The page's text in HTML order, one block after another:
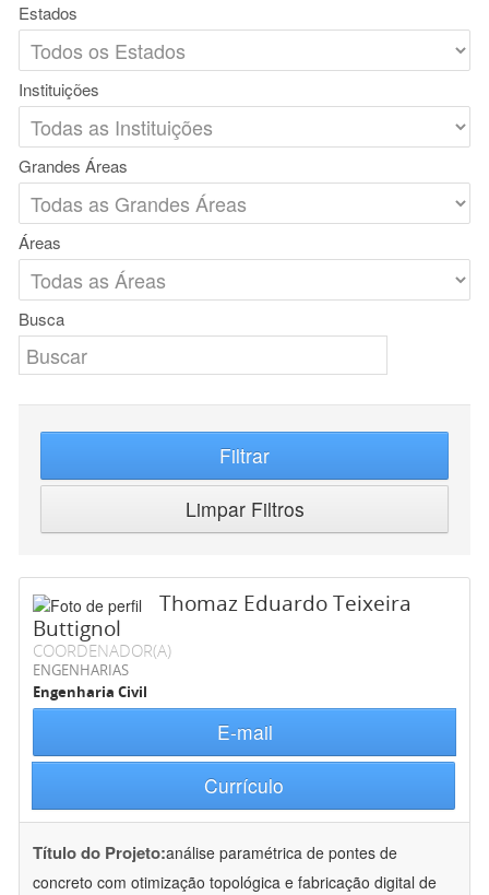
Estados
Instituições
Grandes Áreas
Áreas
Busca
Filtrar
Limpar Filtros
Thomaz Eduardo Teixeira
Buttignol
COORDENADOR(A)
ENGENHARIAS
Engenharia Civil
E-mail
Currículo
Título do Projeto:análise paramétrica de pontes de
concreto com otimização topológica e fabricação digital de